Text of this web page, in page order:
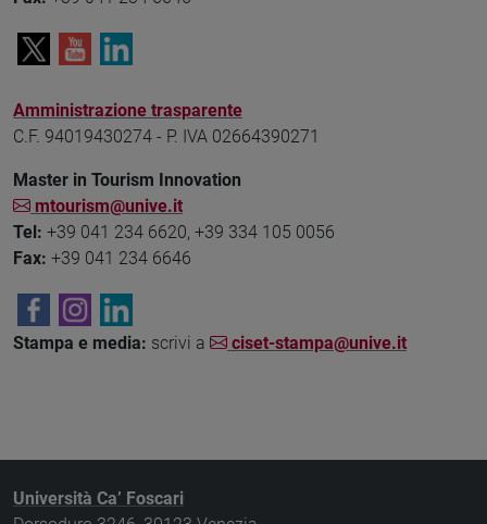
Amministrazione trasparente
C.F. 94019430274 - P. IVA 02664390271
Master in Tourism Innovation
mtourism@unive.it
Tel: +39 041 234 6620, +39 334 105 0056
Fax: +39 041 234 6646
Stampa e media: scrivi a ciset-stampa@unive.it
Università Ca’ Foscari